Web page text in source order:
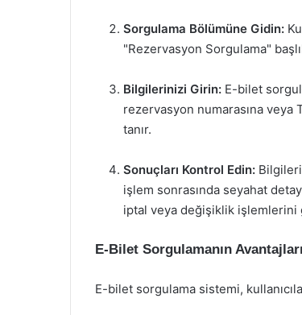
Sorgulama Bölümüne Gidin:
"Rezervasyon Sorgulama"
Bilgilerinizi Girin: E-bilet
rezervasyon numarasına veya
tanır.
Sonuçları Kontrol Edin:
işlem sonrasında seyahat
iptal veya değişiklik
E-Bilet Sorgulamanın Avantajları
E-bilet sorgulama sistemi,